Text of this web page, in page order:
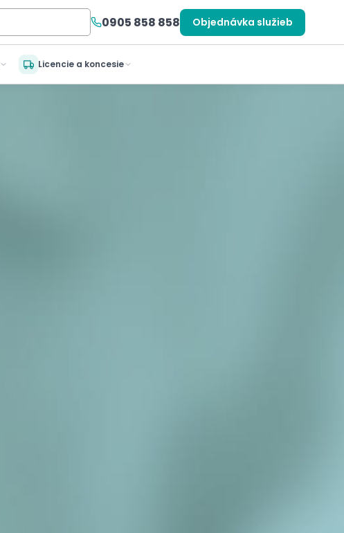
0905 858 858 Objednávka služieb
Licencie a koncesie